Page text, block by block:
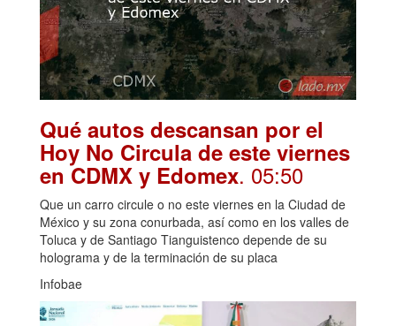
Qué autos descansan por el
Hoy No Circula de este viernes
en CDMX y Edomex. 05:50
Que un carro circule o no este viernes en la Ciudad de
México y su zona conurbada, así como en los valles de
Toluca y de Santiago Tianguistenco depende de su
holograma y de la terminación de su placa
Infobae